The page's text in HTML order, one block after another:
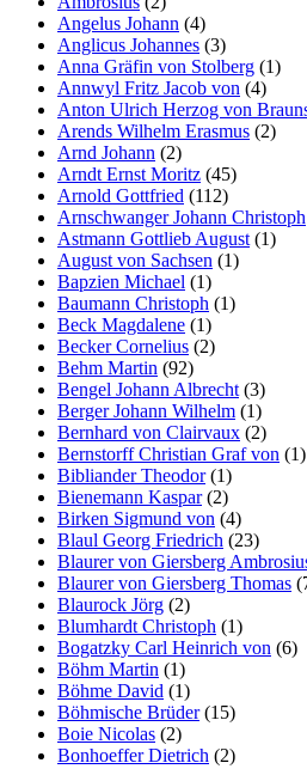
Angelus Johann (4)
Anglicus Johannes (3)
Anna Gräfin von Stolberg (1)
Annwyl Fritz Jacob von (4)
Anton Ulrich Herzog von
Arends Wilhelm Erasmus (2)
Arnd Johann (2)
Arndt Ernst Moritz (45)
Arnold Gottfried (112)
Arnschwanger Johann Christoph
Astmann Gottlieb August (1)
August von Sachsen (1)
Bapzien Michael (1)
Baumann Christoph (1)
Beck Magdalene (1)
Becker Cornelius (2)
Behm Martin (92)
Bengel Johann Albrecht (3)
Berger Johann Wilhelm (1)
Bernhard von Clairvaux (2)
Bernstorff Christian Graf von (1)
Bibliander Theodor(1)
Bienemann Kaspar(2)
Birken Sigmund von (4)
Blaul Georg Friedrich (23)
Blaurer von Giersberg
Blaurer von Giersberg Thomas
Blaurock Jörg (2)
Blumhardt Christoph (1)
Bogatzky Carl Heinrich von (6)
Böhm Martin (1)
Böhme David (1)
Böhmische Brüder(15)
Boie Nicolas (2)
Bonhoeffer Dietrich (2)